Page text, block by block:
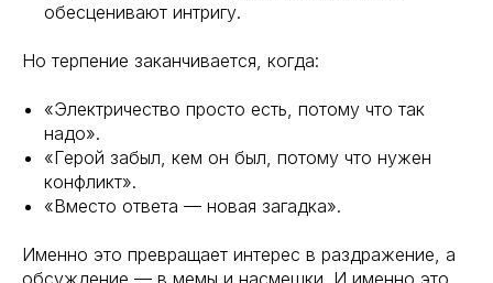
обесценивают интригу.
Но терпение заканчивается, когда:
«Электричество просто есть, потому что так
надо».
«Герой забыл, кем он был, потому что нужен
конфликт».
«Вместо ответа — новая загадка».
Именно это превращает интерес в раздражение, а
обсуждение — в мемы и насмешки. И именно это